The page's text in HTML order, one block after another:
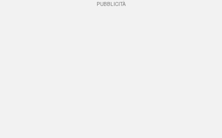
PUBBLICITÀ